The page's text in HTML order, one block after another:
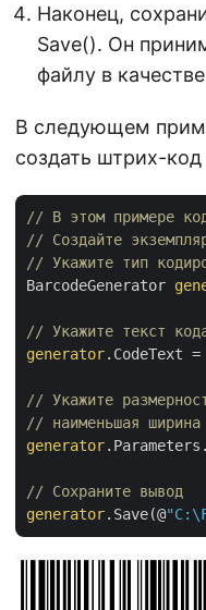
Наконец,
Save(). Он
файлу в
В следующем
создать штрих-код
// В этом примере
// Создайте
// Укажите тип
BarcodeGenerator
// Укажите текст
generator.CodeText =
// Укажите
// наименьшая ширина
generator
// Сохраните вывод
generator.Save(@